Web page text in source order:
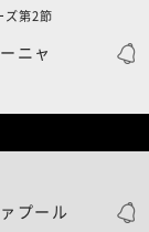
ニャ
第2節
プール